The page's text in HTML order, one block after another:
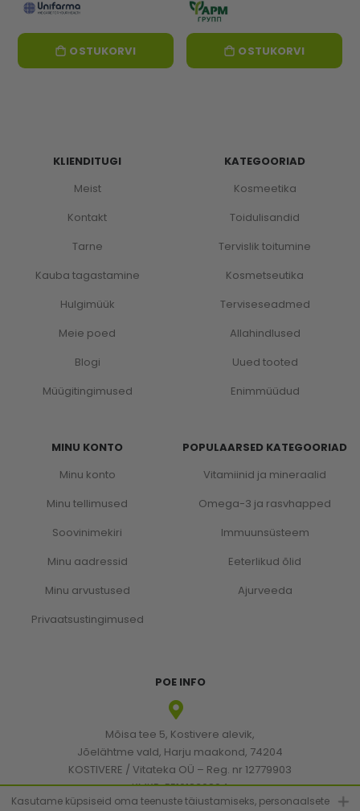
OSTUKORVI OSTUKORVI
KLIENDITUGI
Meist
Kontakt
Tarne
Kauba tagastamine
Hulgimüük
Meie poed
Blogi
Müügitingimused
MINU KONTO
Minu konto
Minu tellimused
Soovinimekiri
Minu aadressid
Minu arvustused
Privaatsustingimused
KATEGOORIAD
Kosmeetika
Toidulisandid
Tervislik toitumine
Kosmetseutika
Terviseseadmed
Allahindlused
Uued tooted
Enimmüüdud
POPULAARSED KATEGOORIAD
Vitamiinid ja mineraalid
Omega-3 ja rasvhapped
Immuunsüsteem
Eeterlikud õlid
Ajurveeda
POE INFO
Mõisa tee 5, Kostivere alevik,
Jõelähtme vald, Harju maakond, 74204
KOSTIVERE / Vitateka OÜ – Reg. nr 12779903
KMKR: EE101830894
Kasutame küpsiseid oma teenuste täiustamiseks, personaalsete